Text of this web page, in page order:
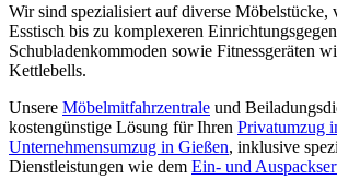
Wir sind spezialisiert auf diverse Möbelstücke,
Esstisch bis zu komplexeren
Schubladenkommoden sowie Fitnessgeräten
Kettlebells.
Unsere Möbelmitfahrzentrale und
kostengünstige Lösung für Ihren Privatumzug
Unternehmensumzug in Gießen, inklusive
Dienstleistungen wie dem Ein- und